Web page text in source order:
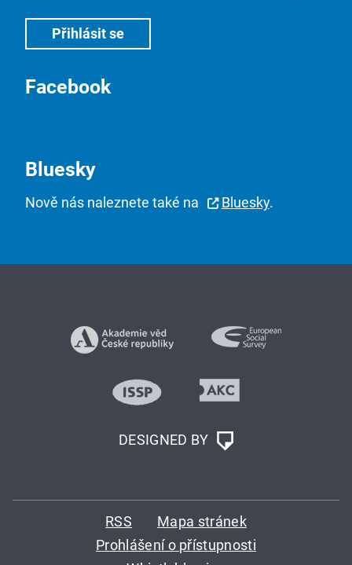
Facebook
Bluesky
Nově nás naleznete také na Bluesky.
DESIGNED BY
RSS
Mapa stránek
Prohlášení o přístupnosti